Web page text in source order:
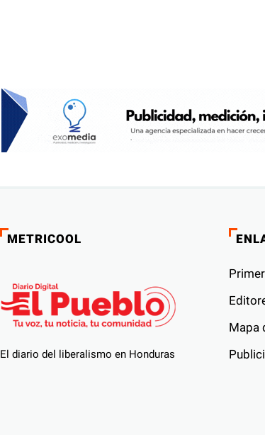
METRICOOL
El diario del liberalismo en Honduras
Mapa